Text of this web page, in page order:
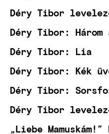
Déry Tibor
Déry Tibor: Három
Déry Tibor: Lia
Déry Tibor: Kék
Déry Tibor:
Déry Tibor
„Liebe